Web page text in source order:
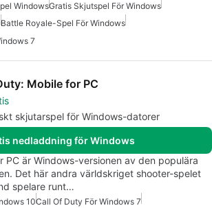
WindowsGratis Skjutspel För Windows
Battle Royale-Spel För Windows
7
Mobile for PC
skjutarspel för Windows-datorer
nedladdning för Windows
PC är Windows-versionen av den populära
Det här andra världskriget shooter-spelet
spelare runt…
10Call Of Duty För Windows 7